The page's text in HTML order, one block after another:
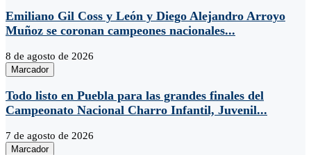
Emiliano Gil Coss y León y Diego Alejandro Arroyo
Muñoz se coronan campeones nacionales...
8 de agosto de 2026
Marcador
Todo listo en Puebla para las grandes finales del
Campeonato Nacional Charro Infantil, Juvenil...
7 de agosto de 2026
Marcador